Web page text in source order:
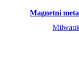
Magnetni